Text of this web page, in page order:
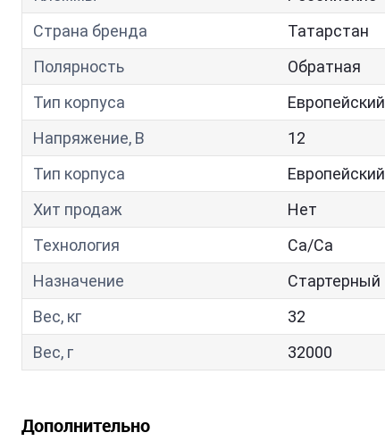
Страна бренда
Татарстан
Полярность
Обратная
Тип корпуса
Европейский
Напряжение, В
12
Тип корпуса
Европейский
Хит продаж
Нет
Технология
Са/Са
Назначение
Стартерный
Вес, кг
32
Вес, г
32000
Дополнительно